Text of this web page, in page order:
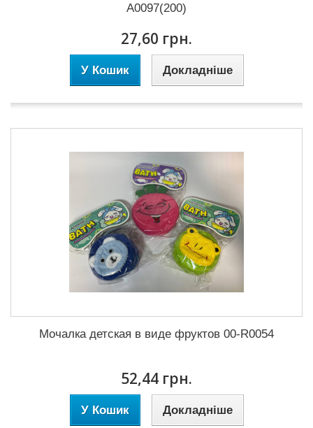
A0097(200)
27,60 грн.
У Кошик Докладніше
Мочалка детская в виде фруктов 00-R0054
52,44 грн.
У Кошик Докладніше